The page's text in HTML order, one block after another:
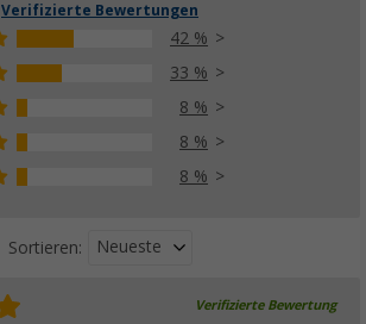
Verifizierte Bewertungen
42 %
33 %
8 %
8 %
8 %
Sortieren: Neueste
Verifizierte Bewertung